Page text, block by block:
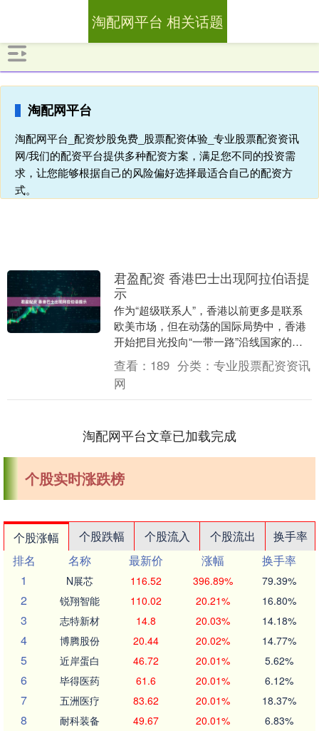
淘配网平台
淘配网平台_配资炒股免费_股票配资体验_专业股票配资资讯
网/我们的配资平台提供多种配资方案，满足您不同的投资需
求，让您能够根据自己的风险偏好选择最适合自己的配资方
式。
淘配网平台 相关话题
君盈配资 香港巴士出现阿拉伯语提
示
作为“超级联系人”，香港以前更多是联系
欧美市场，但在动荡的国际局势中，香港
开始把目光投向“一带一路”沿线国家的新
兴市场，特别是中东和东南亚，甚至在观
光巴士出现了....
查看： 189 分类： 专业股票配资资讯
网
淘配网平台文章已加载完成
个股实时涨跌榜
个股涨幅 个股跌幅 个股流入 个股流出
换手率
排名
名称 最新价 涨幅
换手率
1
N展芯 116.52 396.89% 79.39%
2 锐翔智能 110.02 20.21% 16.80%
3 志特新材 14.8 20.03% 14.18%
4 博腾股份 20.44 20.02% 14.77%
5 近岸蛋白 46.72 20.01% 5.62%
6 毕得医药 61.6 20.01% 6.12%
7 五洲医疗 83.62 20.01% 18.37%
8 耐科装备 49.67 20.01% 6.83%